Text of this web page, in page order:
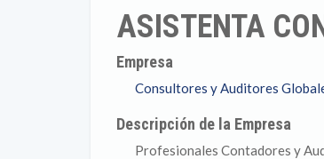
ASISTENTA
Empresa
Consultores y Auditores
Descripción de la Empresa
Profesionales Contadores y